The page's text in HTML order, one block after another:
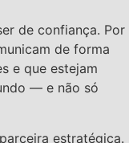
de confiança. Por
de forma
e que estejam
— e não só
estratégica.